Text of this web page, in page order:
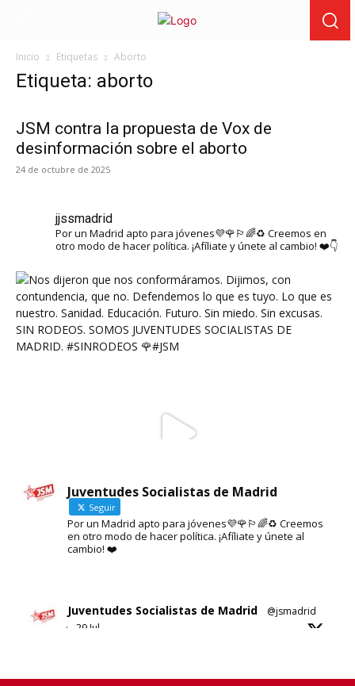
Inicio Etiquetas Aborto
Etiqueta: aborto
JSM contra la propuesta de Vox de
desinformación sobre el aborto
24 de octubre de 2025
jjssmadrid
Por un Madrid apto para jóvenes💜🌹🏳️‍🌈♻️ Creemos en
otro modo de hacer política. ¡Afíliate y únete al cambio! ❤️👇
Juventudes Socialistas de Madrid
Seguir
Por un Madrid apto para jóvenes💜🌹🏳️‍🌈♻️ Creemos
en otro modo de hacer política. ¡Afíliate y únete al
cambio! ❤️
Juventudes Socialistas de Madrid
@jsmadrid
·
29 Jul
No sabemos si es esta su solución al problema de